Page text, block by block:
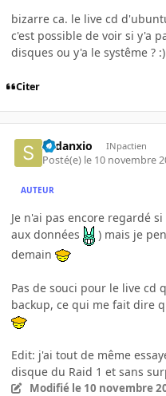
bizarre ca. le live cd
c'est possible de voir si y'a
disques ou y'a le systême ? :)
Citer
Sedanxio INpactien
Posté(e) le 10 novembre
AUTEUR
Je n'ai pas encore regardé
aux données
) mais je
demain
Pas de souci pour le live
backup, ce qui me fait dire
Edit: j'ai tout de même
disque du Raid 1 et sans
Modifié le 10 novembre